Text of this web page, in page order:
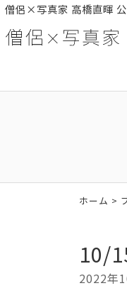
僧侶×写真家 高橋直暉
ホーム >
10/
2022年